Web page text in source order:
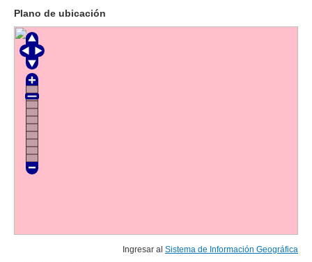
Plano de ubicación
Ingresar al Sistema de Información Geográfica